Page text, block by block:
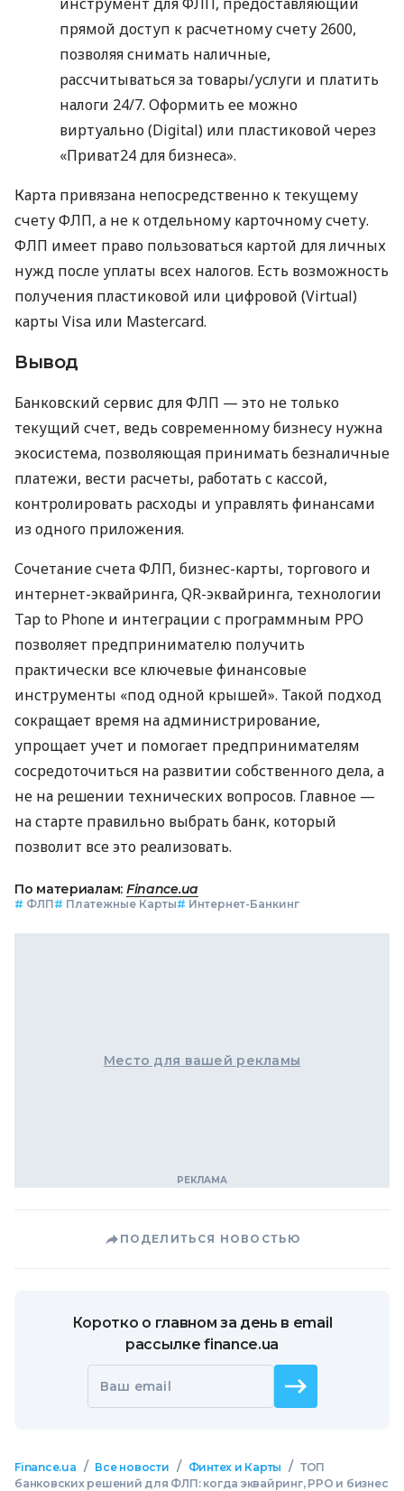
прямой доступ к расчетному счету 2600,
позволяя снимать наличные,
рассчитываться за товары/услуги и платить
налоги 24/7. Оформить ее можно
виртуально (Digital) или пластиковой через
«Приват24 для бизнеса».
Карта привязана непосредственно к текущему
счету ФЛП, а не к отдельному карточному счету.
ФЛП имеет право пользоваться картой для личных
нужд после уплаты всех налогов. Есть возможность
получения пластиковой или цифровой (Virtual)
карты Visa или Mastercard.
Вывод
Банковский сервис для ФЛП — это не только
текущий счет, ведь современному бизнесу нужна
экосистема, позволяющая принимать безналичные
платежи, вести расчеты, работать с кассой,
контролировать расходы и управлять финансами
из одного приложения.
Сочетание счета ФЛП, бизнес-карты, торгового и
интернет-эквайринга, QR-эквайринга, технологии
Tap to Phone и интеграции с программным РРО
позволяет предпринимателю получить
практически все ключевые финансовые
инструменты «под одной крышей». Такой подход
сокращает время на администрирование,
упрощает учет и помогает предпринимателям
сосредоточиться на развитии собственного дела, а
не на решении технических вопросов. Главное —
на старте правильно выбрать банк, который
позволит все это реализовать.
По материалам: Finance.ua
# ФЛП# Платежные Карты# Интернет-Банкинг
Место для вашей рекламы
ПОДЕЛИТЬСЯ НОВОСТЬЮ
Коротко о главном за день в email
рассылке finance.ua
Ваш email
Finance.ua / Все новости / Финтех и Карты / ТОП
банковских решений для ФЛП: когда эквайринг, РРО и бизнес